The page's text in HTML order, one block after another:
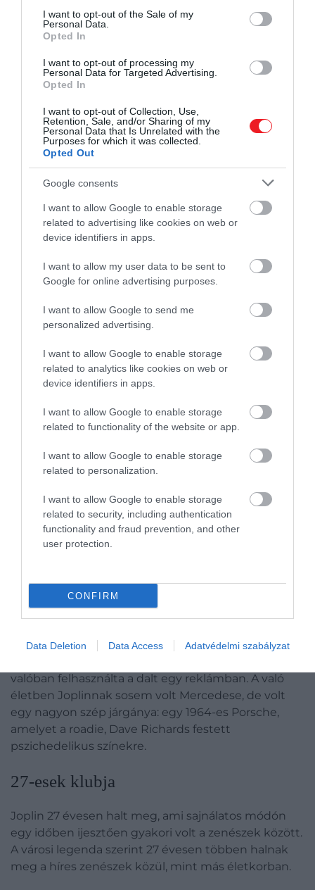
consent section.
I want to opt-out of the Sale of my
Personal Data.
Opted In
I want to opt-out of processing my
Personal Data for Targeted Advertising.
Opted In
I want to opt-out of Collection, Use,
Retention, Sale, and/or Sharing of my
Personal Data that Is Unrelated with the
Purposes for which it was collected.
Opted Out
Google consents
I want to allow Google to enable storage
related to advertising like cookies on web or
device identifiers in apps.
I want to allow my user data to be sent to
Google for online advertising purposes.
I want to allow Google to send me
personalized advertising.
I want to allow Google to enable storage
related to analytics like cookies on web or
device identifiers in apps.
I want to allow Google to enable storage
related to functionality of the website or app.
I want to allow Google to enable storage
related to personalization.
I want to allow Google to enable storage
related to security, including authentication
functionality and fraud prevention, and other
user protection.
CONFIRM
Data Deletion Data Access Adatvédelmi szabályzat
Joplin 1969-ben.
Honnan ered a hatvanas évek
pszichedelikus stílusa?
A posztumuszMe and Bobby McGeeelőtt
Joplinnak csupán egyetlen Top 40-es slágere volt a
Billboard Hot 100-as listáján, ami nem más, mint a
Piece of My Heart, amelyet a Big Brother and the
helyig jutott, és hozzájárult ahhoz, hogy a
Cheap
című album – a Big Brotherrel közös második
és egyben utolsó LP-je – a Billboard 200-as lista első
helyére kerüljön.
Soha nem kapta meg a Mercedes-Benzét
Joplin felvette a "Mercedes Benz" című dalt, amely
az amerikai fogyasztói társadalomról szóló ravasz
me a Mercedes-Benz.") Ez lett az egyik jellegzetes
valóban felhasználta a dalt egy reklámban. A való
életben Joplinnak sosem volt Mercedese, de volt
egy nagyon szép járgánya: egy 1964-es Porsche,
amelyet a roadie, Dave Richards festett
pszichedelikus színekre.
27-esek klubja
Joplin 27 évesen halt meg, ami sajnálatos módón
egy időben ijesztően gyakori volt a zenészek között.
A városi legenda szerint 27 évesen többen halnak
meg a híres zenészek közül, mint más életkorban.